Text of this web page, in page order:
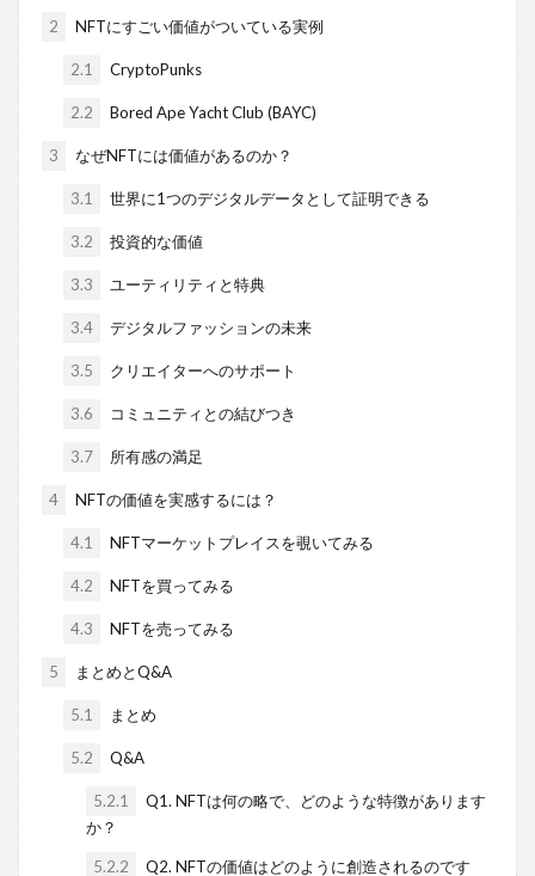
2 NFTにすごい価値がついている実例
2.1 CryptoPunks
2.2 Bored Ape Yacht Club (BAYC)
3 なぜNFTには価値があるのか？
3.1 世界に1つのデジタルデータとして証明できる
3.2 投資的な価値
3.3 ユーティリティと特典
3.4 デジタルファッションの未来
3.5 クリエイターへのサポート
3.6 コミュニティとの結びつき
3.7 所有感の満足
4 NFTの価値を実感するには？
4.1 NFTマーケットプレイスを覗いてみる
4.2 NFTを買ってみる
4.3 NFTを売ってみる
5 まとめとQ&A
5.1 まとめ
5.2 Q&A
5.2.1
Q1. NFTは何の略で、どのような特徴があります
か？
5.2.2 Q2. NFTの価値はどのように創造されるのです